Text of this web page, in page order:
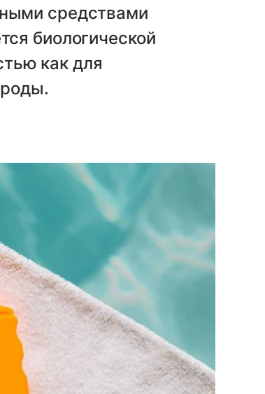
средствами
биологической
как для